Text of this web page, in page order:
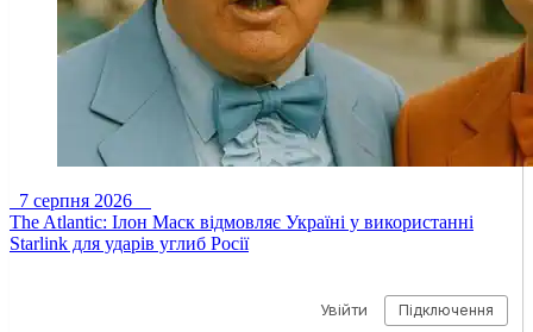
7 серпня 2026
The Atlantic: Ілон Маск відмовляє Україні у використанні
Starlink для ударів углиб Росії